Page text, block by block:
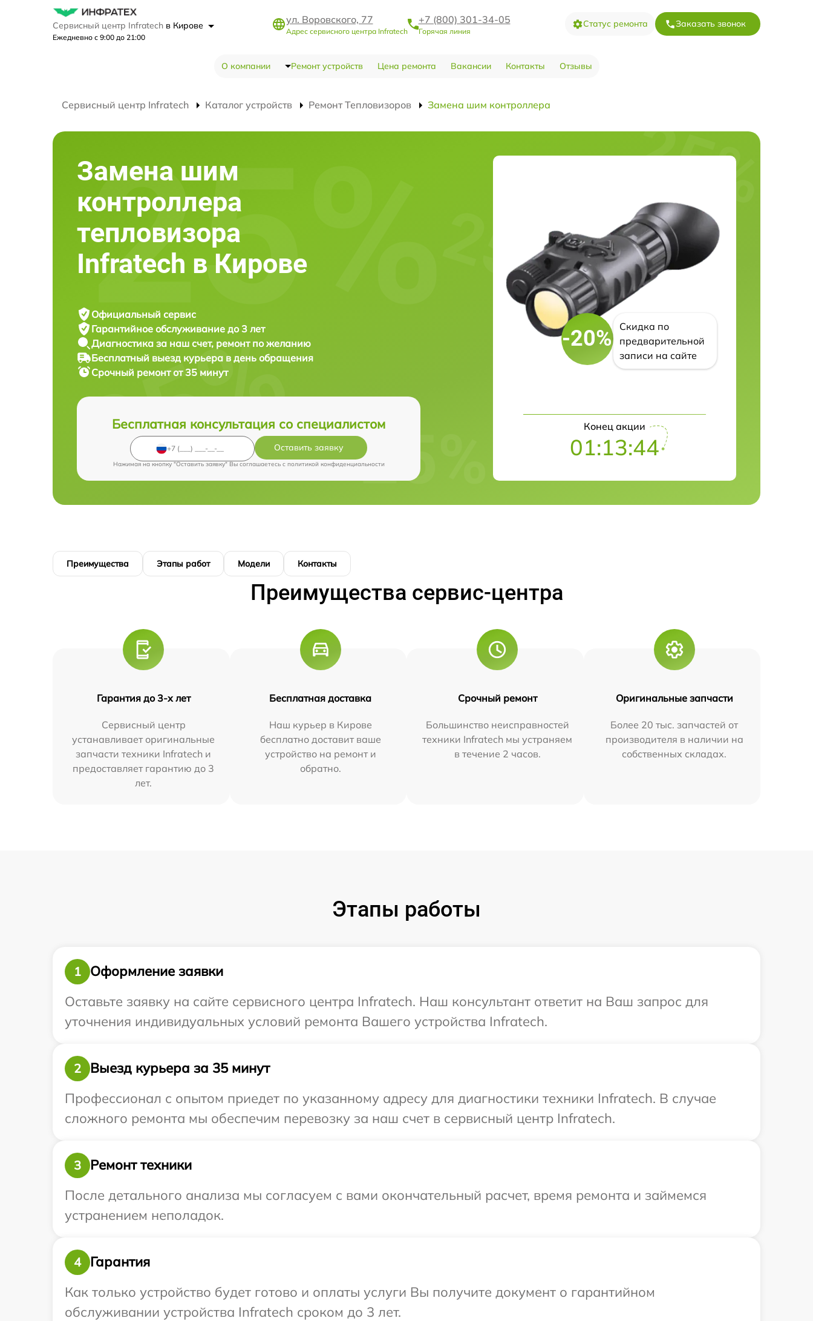
Сервисный центр Infratech в Кирове
Ежедневно с 9:00 до 21:00
ул. Воровского, 77
Адрес сервисного центра Infratech
+7 (800) 301-34-05
Горячая линия
Статус ремонта Заказать звонок
О компании Ремонт устройств Цена ремонта Вакансии Контакты Отзывы
Сервисный центр Infratech Каталог устройств Ремонт Тепловизоров Замена шим контроллера
Замена шим
контроллера
тепловизора
Infratech в Кирове
Официальный сервис
Гарантийное обслуживание до 3 лет
Диагностика за наш счет, ремонт по желанию
Бесплатный выезд курьера в день обращения
Срочный ремонтот 35 минут
Бесплатная консультация со специалистом
Оставить заявку
Нажимая на кнопку "Оставить заявку" Вы соглашаетесь c политикой конфиденциальности
-20%
Скидка по
предварительной
записи на сайте
Конец акции
01:13:43
Преимущества Этапы работ Модели Контакты
Преимущества сервис-центра
Гарантия до 3-х лет
Сервисный центр
устанавливает оригинальные
запчасти техники Infratech и
предоставляет гарантию до 3
лет.
Бесплатная доставка
Наш курьер в Кирове
бесплатно доставит ваше
устройство на ремонт и
обратно.
Срочный ремонт
Большинство неисправностей
техники Infratech мы устраняем
в течение 2 часов.
Оригинальные запчасти
Более 20 тыс. запчастей от
производителя в наличии на
собственных складах.
Этапы работы
1
Оформление заявки
Оставьте заявку на сайте сервисного центра Infratech. Наш консультант ответит на Ваш запрос для
уточнения индивидуальных условий ремонта Вашего устройства Infratech.
2
Выезд курьера за 35 минут
Профессионал с опытом приедет по указанному адресу для диагностики техники Infratech. В случае
сложного ремонта мы обеспечим перевозку за наш счет в сервисный центр Infratech.
3
Ремонт техники
После детального анализа мы согласуем с вами окончательный расчет, время ремонта и займемся
устранением неполадок.
4
Гарантия
Как только устройство будет готово и оплаты услуги Вы получите документ о гарантийном
обслуживании устройства Infratech сроком до 3 лет.